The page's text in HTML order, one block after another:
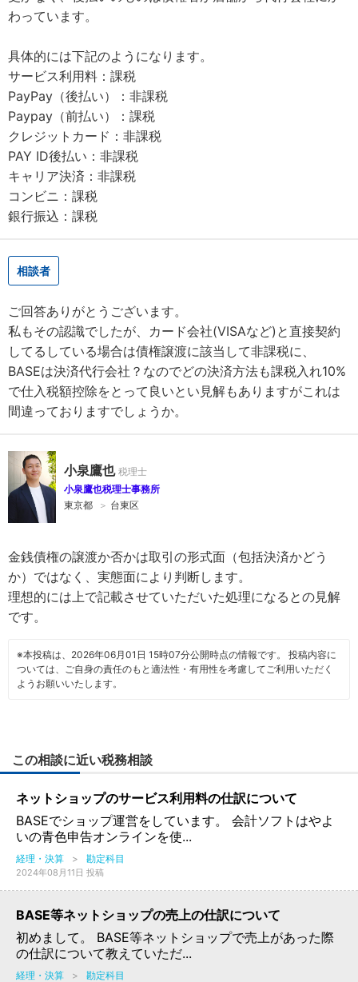
わっています。
具体的には下記のようになります。
サービス利用料：課税
PayPay（後払い）：非課税
Paypay（前払い）：課税
クレジットカード：非課税
PAY ID後払い：非課税
キャリア決済：非課税
コンビニ：課税
銀行振込：課税
相談者
ご回答ありがとうございます。
私もその認識でしたが、カード会社(VISAなど)と直接契約
してるしている場合は債権譲渡に該当して非課税に、
BASEは決済代行会社？なのでどの決済方法も課税入れ10%
で仕入税額控除をとって良いとい見解もありますがこれは
間違っておりますでしょうか。
小泉鷹也
小泉鷹也税理士事務所
東京都
＞ 台東区
金銭債権の譲渡か否かは取引の形式面（包括決済かどう
か）ではなく、実態面により判断します。
理想的には上で記載させていただいた処理になるとの見解
です。
※本投稿は、2026年06月01日 15時07分公開時点の情報です。 投稿内容に
ついては、ご自身の責任のもと適法性・有用性を考慮してご利用いただく
ようお願いいたします。
この相談に近い税務相談
ネットショップのサービス利用料の仕訳について
BASEでショップ運営をしています。 会計ソフトはやよ
いの青色申告オンラインを使...
経理・決算 > 勘定科目
2024年08月11日 投稿
BASE等ネットショップの売上の仕訳について
初めまして。 BASE等ネットショップで売上があった際
の仕訳について教えていただ...
経理・決算 > 勘定科目